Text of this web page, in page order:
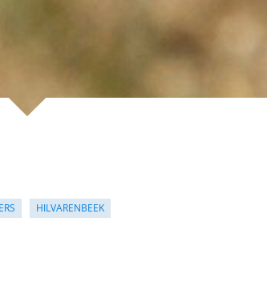
HILVARENBEEK